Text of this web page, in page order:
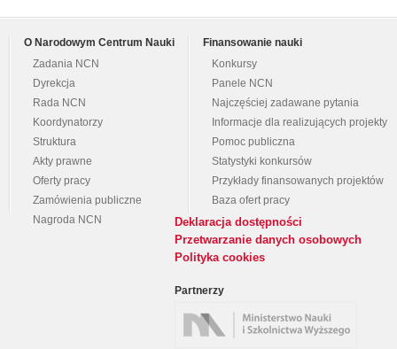
O Narodowym Centrum Nauki
Zadania NCN
Dyrekcja
Rada NCN
Koordynatorzy
Struktura
Akty prawne
Oferty pracy
Zamówienia publiczne
Nagroda NCN
Finansowanie nauki
Konkursy
Panele NCN
Najczęściej zadawane pytania
Informacje dla realizujących projekty
Pomoc publiczna
Statystyki konkursów
Przykłady finansowanych projektów
Baza ofert pracy
Deklaracja dostępności
Przetwarzanie danych osobowych
Polityka cookies
Partnerzy